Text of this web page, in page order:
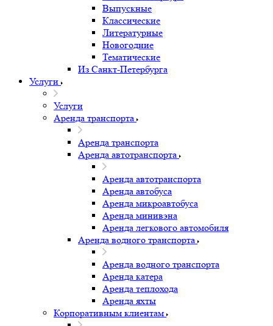
Выпускные
Классические
Литературные
Новогодние
Тематические
Из Санкт-Петербурга
Услуги
Услуги
Аренда транспорта
Аренда транспорта
Аренда автотранспорта
Аренда автотранспорта
Аренда автобуса
Аренда микроавтобуса
Аренда минивэна
Аренда легкового автомобиля
Аренда водного транспорта
Аренда водного транспорта
Аренда катера
Аренда теплохода
Аренда яхты
Корпоративным клиентам